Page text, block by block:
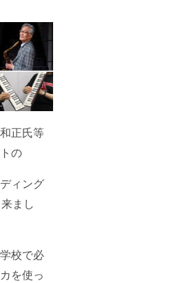
正氏等
の
ィング
まし
校で必
を使っ